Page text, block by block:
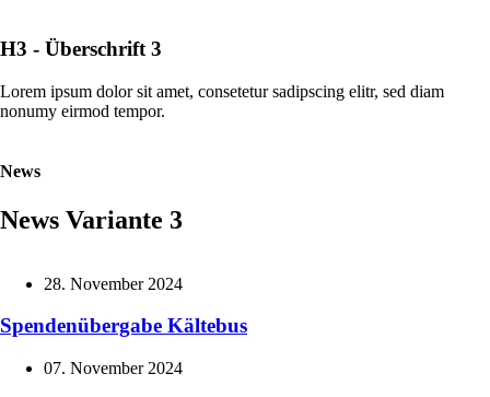
H3 - Überschrift 3
Lorem ipsum dolor sit amet, consetetur sadipscing elitr, sed diam
nonumy eirmod tempor.
News
News Variante 3
28. November 2024
Spendenübergabe Kältebus
07. November 2024